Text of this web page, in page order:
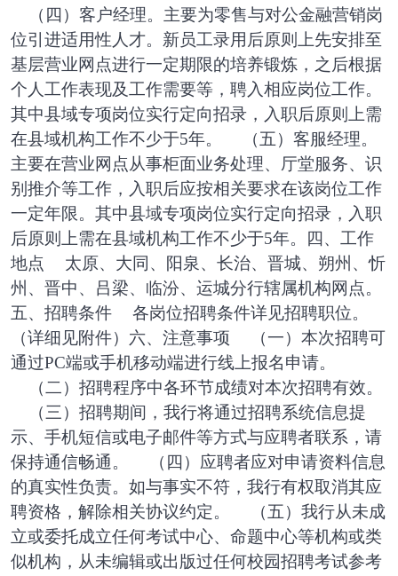
（四）客户经理。主要为零售与对公金融营销岗
位引进适用性人才。新员工录用后原则上先安排至
基层营业网点进行一定期限的培养锻炼，之后根据
个人工作表现及工作需要等，聘入相应岗位工作。
其中县域专项岗位实行定向招录，入职后原则上需
在县域机构工作不少于5年。
（五）客服经理。
主要在营业网点从事柜面业务处理、厅堂服务、识
别推介等工作，入职后应按相关要求在该岗位工作
一定年限。其中县域专项岗位实行定向招录，入职
后原则上需在县域机构工作不少于5年。 四、工作
地点
太原、大同、阳泉、长治、晋城、朔州、忻
州、晋中、吕梁、临汾、运城分行辖属机构网点。
五、招聘条件
各岗位招聘条件详见招聘职位。
（详细见附件） 六、注意事项
（一）本次招聘可
通过PC端或手机移动端进行线上报名申请。
（二）招聘程序中各环节成绩对本次招聘有效。
（三）招聘期间，我行将通过招聘系统信息提
示、手机短信或电子邮件等方式与应聘者联系，请
保持通信畅通。
（四）应聘者应对申请资料信息
的真实性负责。如与事实不符，我行有权取消其应
聘资格，解除相关协议约定。
（五）我行从未成
立或委托成立任何考试中心、命题中心等机构或类
似机构，从未编辑或出版过任何校园招聘考试参考